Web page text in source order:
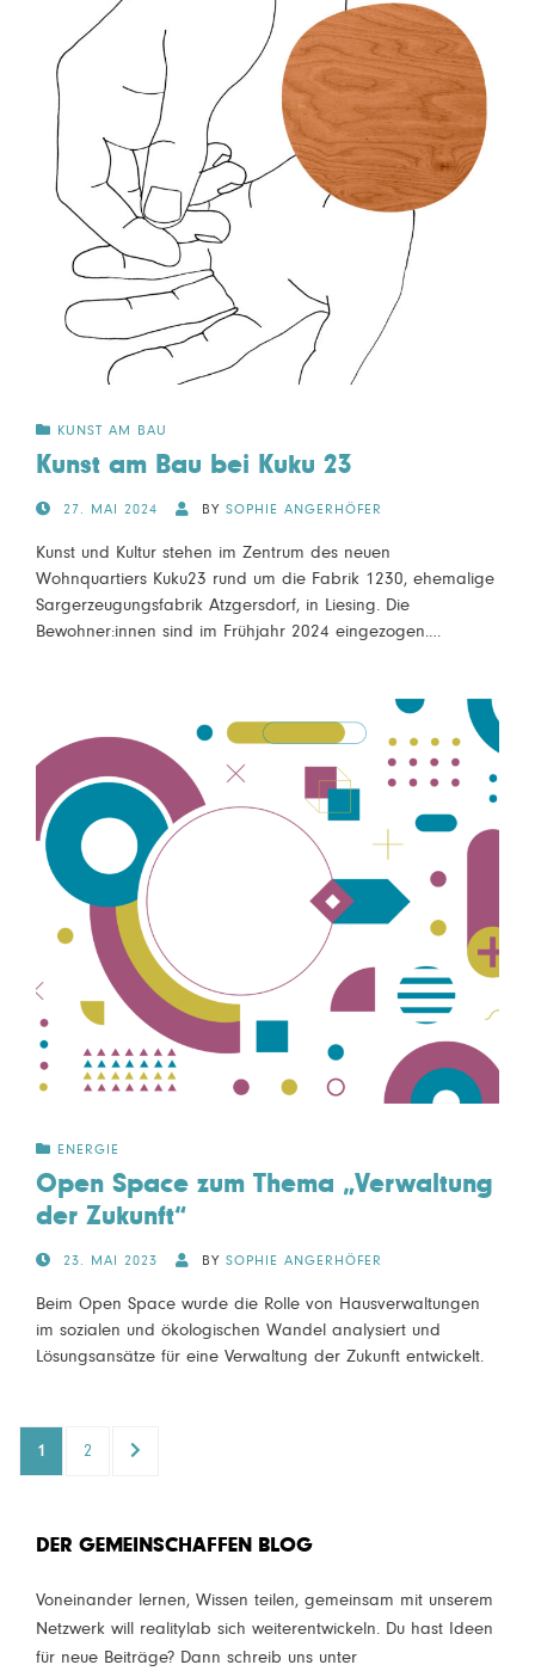
KUNST AM BAU
Kunst am Bau bei Kuku 23
POSTED27. MAI 2024 BY SOPHIE ANGERHÖFER
Kunst und Kultur stehen im Zentrum des neuen
Wohnquartiers Kuku23 rund um die Fabrik 1230, ehemalige
Sargerzeugungsfabrik Atzgersdorf, in Liesing. Die
Bewohner:innen sind im Frühjahr 2024 eingezogen.…
ENERGIE
Open Space zum Thema „Verwaltung
der Zukunft“
POSTED23. MAI 2023 BY SOPHIE ANGERHÖFER
Beim Open Space wurde die Rolle von Hausverwaltungen
im sozialen und ökologischen Wandel analysiert und
Lösungsansätze für eine Verwaltung der Zukunft entwickelt.
Seitennummerierung
der
PAGE
1 PAGE
2
NEXT
DER GEMEINSCHAFFEN BLOG
Voneinander lernen, Wissen teilen, gemeinsam mit unserem
Netzwerk will realitylab sich weiterentwickeln. Du hast Ideen
für neue Beiträge? Dann schreib uns unter